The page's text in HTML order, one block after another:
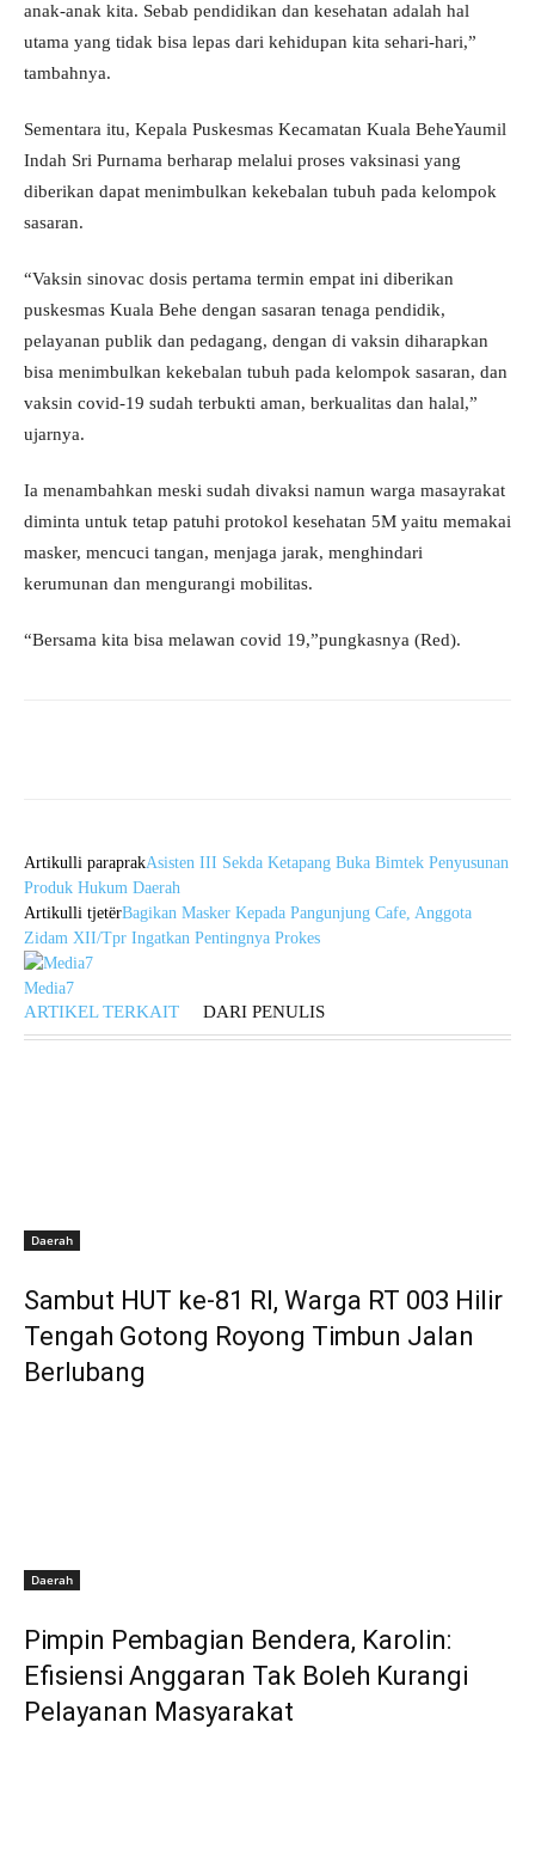
anak-anak kita. Sebab pendidikan dan kesehatan adalah hal
utama yang tidak bisa lepas dari kehidupan kita sehari-hari,”
tambahnya.
Sementara itu, Kepala Puskesmas Kecamatan Kuala BeheYaumil
Indah Sri Purnama berharap melalui proses vaksinasi yang
diberikan dapat menimbulkan kekebalan tubuh pada kelompok
sasaran.
“Vaksin sinovac dosis pertama termin empat ini diberikan
puskesmas Kuala Behe dengan sasaran tenaga pendidik,
pelayanan publik dan pedagang, dengan di vaksin diharapkan
bisa menimbulkan kekebalan tubuh pada kelompok sasaran, dan
vaksin covid-19 sudah terbukti aman, berkualitas dan halal,”
ujarnya.
Ia menambahkan meski sudah divaksi namun warga masayrakat
diminta untuk tetap patuhi protokol kesehatan 5M yaitu memakai
masker, mencuci tangan, menjaga jarak, menghindari
kerumunan dan mengurangi mobilitas.
“Bersama kita bisa melawan covid 19,”pungkasnya (Red).
Artikulli paraprakAsisten III Sekda Ketapang Buka Bimtek Penyusunan
Produk Hukum Daerah
Artikulli tjetërBagikan Masker Kepada Pangunjung Cafe, Anggota
Zidam XII/Tpr Ingatkan Pentingnya Prokes
Media7
ARTIKEL TERKAIT DARI PENULIS
Daerah
Sambut HUT ke-81 RI, Warga RT 003 Hilir
Tengah Gotong Royong Timbun Jalan
Berlubang
Daerah
Pimpin Pembagian Bendera, Karolin:
Efisiensi Anggaran Tak Boleh Kurangi
Pelayanan Masyarakat